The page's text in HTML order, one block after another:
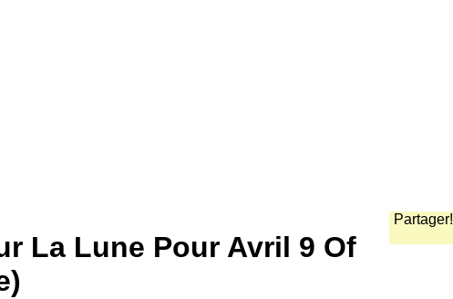
Partager!
La Lune Pour Avril 9 Of